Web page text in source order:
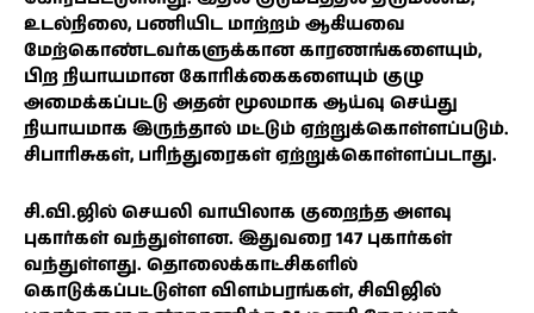
உடல்நிலை, பணியிட மாற்றம் ஆகியவை
மேற்கொண்டவர்களுக்கான காரணங்களையும்,
பிற நியாயமான கோரிக்கைகளையும் குழு
அமைக்கப்பட்டு அதன் மூலமாக ஆய்வு செய்து
நியாயமாக இருந்தால் மட்டும் ஏற்றுக்கொள்ளப்படும்.
சிபாரிசுகள், பரிந்துரைகள் ஏற்றுக்கொள்ளப்படாது.
சி.வி.ஜில் செயலி வாயிலாக குறைந்த அளவு
புகார்கள் வந்துள்ளன. இதுவரை 147 புகார்கள்
வந்துள்ளது. தொலைக்காட்சிகளில்
கொடுக்கப்பட்டுள்ள விளம்பரங்கள், சிவிஜில்